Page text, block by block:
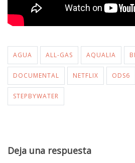
AGUA ALL-GAS AQUALIA
DOCUMENTAL NETFLIX ODS6
STEPBYWATER
Deja una respuesta